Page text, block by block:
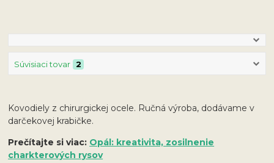
Súvisiaci tovar 2
Kovodiely z chirurgickej ocele. Ručná výroba, dodávame v
darčekovej krabičke.
Prečítajte si viac: Opál: kreativita, zosilnenie
charkterových rysov